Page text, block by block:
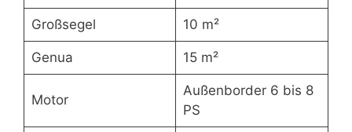
Großsegel 10 m²
Genua 15 m²
Motor
Außenborder 6 bis 8
PS